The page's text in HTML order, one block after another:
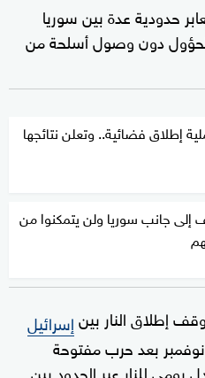
حدودية عدة بين سوريا
دون وصول أسلحة من
إطلاق فضائية.. وتعلن نتائجها
إلى جانب سوريا ولن يتمكنوا من
إطلاق النار بينإسرائيل
وحزب الله حيز التنفيذ في 27 نوفمبر بعد حرب مفتوحة
يومي للنار عبر الحدود بين